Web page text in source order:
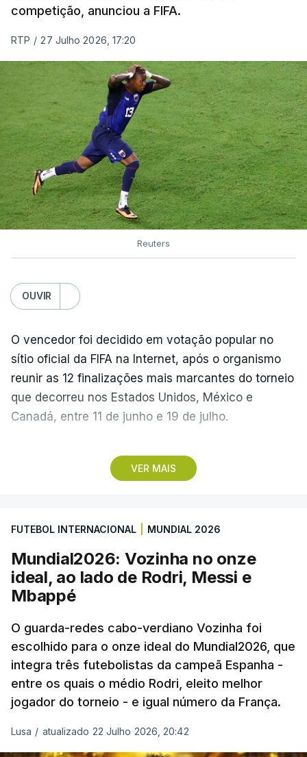
competição, anunciou a FIFA.
RTP / 27 Julho 2026, 17:20
Reuters
OUVIR
VER MAIS
O vencedor foi decidido em votação popular no
sítio oficial da FIFA na Internet, após o organismo
reunir as 12 finalizações mais marcantes do torneio
que decorreu nos Estados Unidos, México e
Canadá, entre 11 de junho e 19 de julho.
Lopes Cabral conquistou o prémio graças ao
remate de pé direito que colocou a bola no ângulo
“Foi simplesmente surreal”, disse à FIFA o jogador
dos turcos do Trabzonspor, recordando o momento
que fez Cabo Verde sonhar alto na sua primeira
participação numa fase final de um Mundial.
O ex-lateral do Benfica considerou que o galardão
“é um enorme orgulho e um reconhecimento que
qualquer jogador gostaria de ter”.
FUTEBOL INTERNACIONAL MUNDIAL 2026
Mundial2026: Vozinha no onze
ideal, ao lado de Rodri, Messi e
Mbappé
O guarda-redes cabo-verdiano Vozinha foi
escolhido para o onze ideal do Mundial2026, que
integra três futebolistas da campeã Espanha -
entre os quais o médio Rodri, eleito melhor
jogador do torneio - e igual número da França.
Lusa / atualizado 22 Julho 2026, 20:42